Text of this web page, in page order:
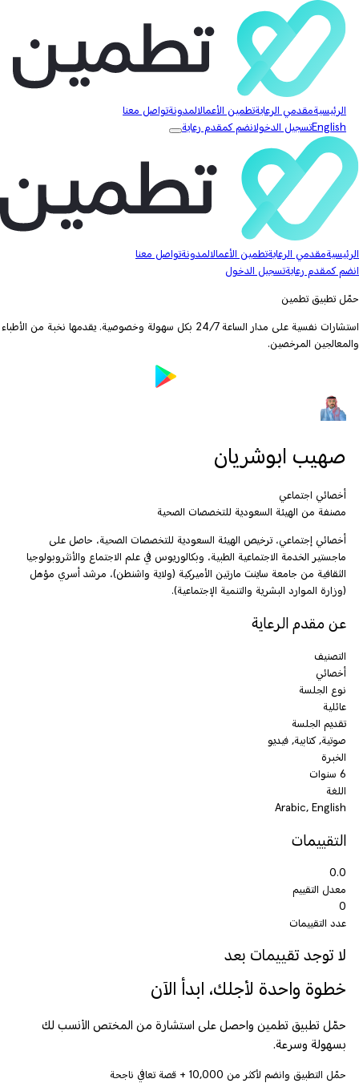
الرئيسيةمقدمي الرعايةتطمين الأعمالالمدونةتواصل معنا
Englishتسجيل الدخولانضم كمقدم رعاية
الرئيسيةمقدمي الرعايةتطمين الأعمالالمدونةتواصل معنا
انضم كمقدم رعايةتسجيل الدخول
حمّل تطبيق تطمين
استشارات نفسية على مدار الساعة 24/7 بكل سهولة وخصوصية. يقدمها نخبة من الأطباء
والمعالجين المرخصين.
صهيب ابوشريان
أخصائي اجتماعي
مصنفة من الهيئة السعودية للتخصصات الصحية
أخصائي إجتماعي، ترخيص الهيئة السعودية للتخصصات الصحية، حاصل على
ماجستير الخدمة الاجتماعية الطبية، وبكالوريوس في علم الاجتماع والأنثروبولوجيا
الثقافية من جامعة ساينت مارتين الأميركية (ولاية واشنطن)، مرشد أسري مؤهل
(وزارة الموارد البشرية والتنمية الإجتماعية).
عن مقدم الرعاية
التصنيف
أخصائي
نوع الجلسة
عائلية
تقديم الجلسة
صوتية, كتابية, فيديو
الخبرة
6 سنوات
اللغة
Arabic, English
التقييمات
0.0
معدل التقييم
0
عدد التقييمات
لا توجد تقييمات بعد
خطوة واحدة لأجلك، ابدأ الآن
حمّل تطبيق تطمين واحصل على استشارة من المختص الأنسب لك
بسهولة وسرعة.
حمّل التطبيق وانضم لأكثر من 10,000 + قصة تعافي ناجحة